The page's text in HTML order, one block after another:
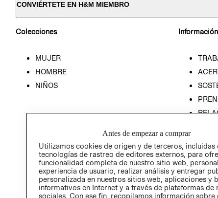
CONVIÉRTETE EN H&M MIEMBRO
Colecciones
MUJER
HOMBRE
NIÑOS
Antes de empezar a comprar
Utilizamos cookies de origen y de terceros, incluidas
tecnologías de rastreo de editores externos, para
funcionalidad completa de nuestro sitio web,
experiencia de usuario, realizar análisis y entregar
personalizada en nuestros sitios web, aplicaciones y
informativos en Internet y a través de plataformas de
sociales. Con ese fin, recopilamos información sobre